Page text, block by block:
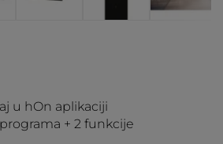
u hOn aplikaciji
+ 2 funkcije